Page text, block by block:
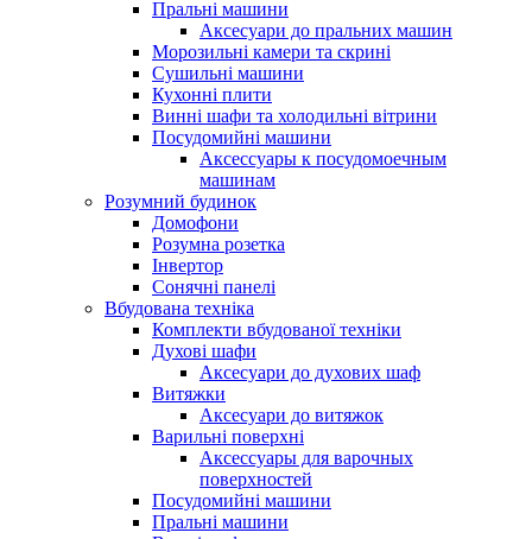
Пральні машини
Аксесуари до пральних машин
Морозильні камери та скрині
Сушильні машини
Кухонні плити
Винні шафи та холодильні вітрини
Посудомийні машини
Аксессуары к посудомоечным
машинам
Розумний будинок
Домофони
Розумна розетка
Інвертор
Сонячні панелі
Вбудована техніка
Комплекти вбудованої техніки
Духові шафи
Аксесуари до духових шаф
Витяжки
Аксесуари до витяжок
Варильні поверхні
Аксессуары для варочных
поверхностей
Посудомийні машини
Пральні машини